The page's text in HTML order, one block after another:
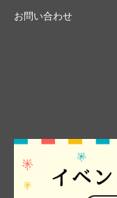
お問い合わせ